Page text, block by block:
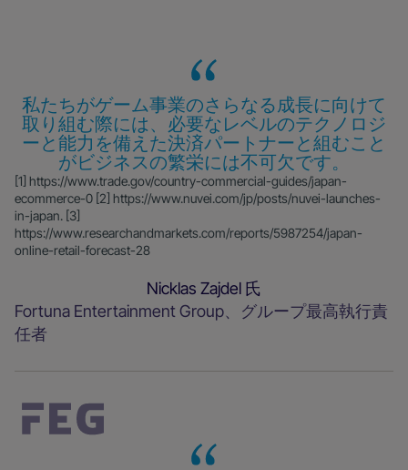
私たちがゲーム事業のさらなる成長に向けて
取り組む際には、必要なレベルのテクノロジ
ーと能力を備えた決済パートナーと組むこと
がビジネスの繁栄には不可欠です。
‍[1] https://www.trade.gov/country-commercial-guides/japan-
ecommerce-0 [2] https://www.nuvei.com/jp/posts/nuvei-launches-
in-japan. [3]
https://www.researchandmarkets.com/reports/5987254/japan-
online-retail-forecast-28
Nicklas Zajdel 氏
Fortuna Entertainment Group、グループ最高執行責
任者